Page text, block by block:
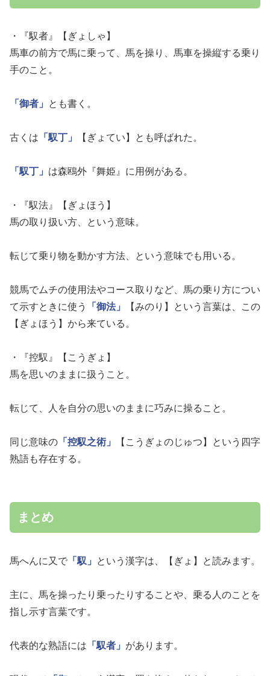
・『馭者』【ぎょしゃ】
馬車の前方で馬に乗って、馬を操り、馬車を操縦する乗り
手のこと。
「御者」 とも書く。
古くは 「馭丁」 【ぎょてい】とも呼ばれた。
「馭丁」 は森鴎外『舞姫』に用例がある。
・『馭法』【ぎょほう】
馬の取り扱い方、という意味。
転じて乗り物を動かす方法、という意味でも用いる。
競馬でムチの使用法やコース取りなど、馬の乗り方につい
て示すときに使う
「御法」
【みのり】という言葉は、この
【ぎょほう】から来ている。
・『控馭』【こうぎょ】
馬を思いのままに扱うこと。
転じて、人を自分の思いのままに巧みに操ること。
同じ意味の 「控馭之術」
【こうぎょのじゅつ】という四字
熟語も存在する。
まとめ
馬へんに又で 「馭」 という漢字は、【ぎょ】と読みます。
主に、馬を操ったり乗ったりすることや、乗る人のことを
指し示す言葉です。
代表的な熟語には 「馭者」 があります。